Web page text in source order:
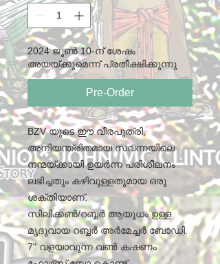
2024 ജൂൺ 10-ന് ശേഷം
അയയ്‌ക്കുമെന്ന് പ്രതീക്ഷിക്കുന്നു
Pre-Order
BZV യുടെ ഈ വീരപുത്രി,
അനിയന്ത്രിതമായ സവന്നയിലെ
നന്മയ്ക്കായി ഉയർന്ന പരിശീലനം
ലഭിച്ചതും കഴിവുള്ളതുമായ ഒരു
ശക്തിയാണ്.
സിലിക്കൺ/റബ്ബർ ആയുധം ഉള്ള
മൃദുവായ റബ്ബർ അർമേച്ചർ ബോഡി.
7" വളയാവുന്ന വൺ കഷണം